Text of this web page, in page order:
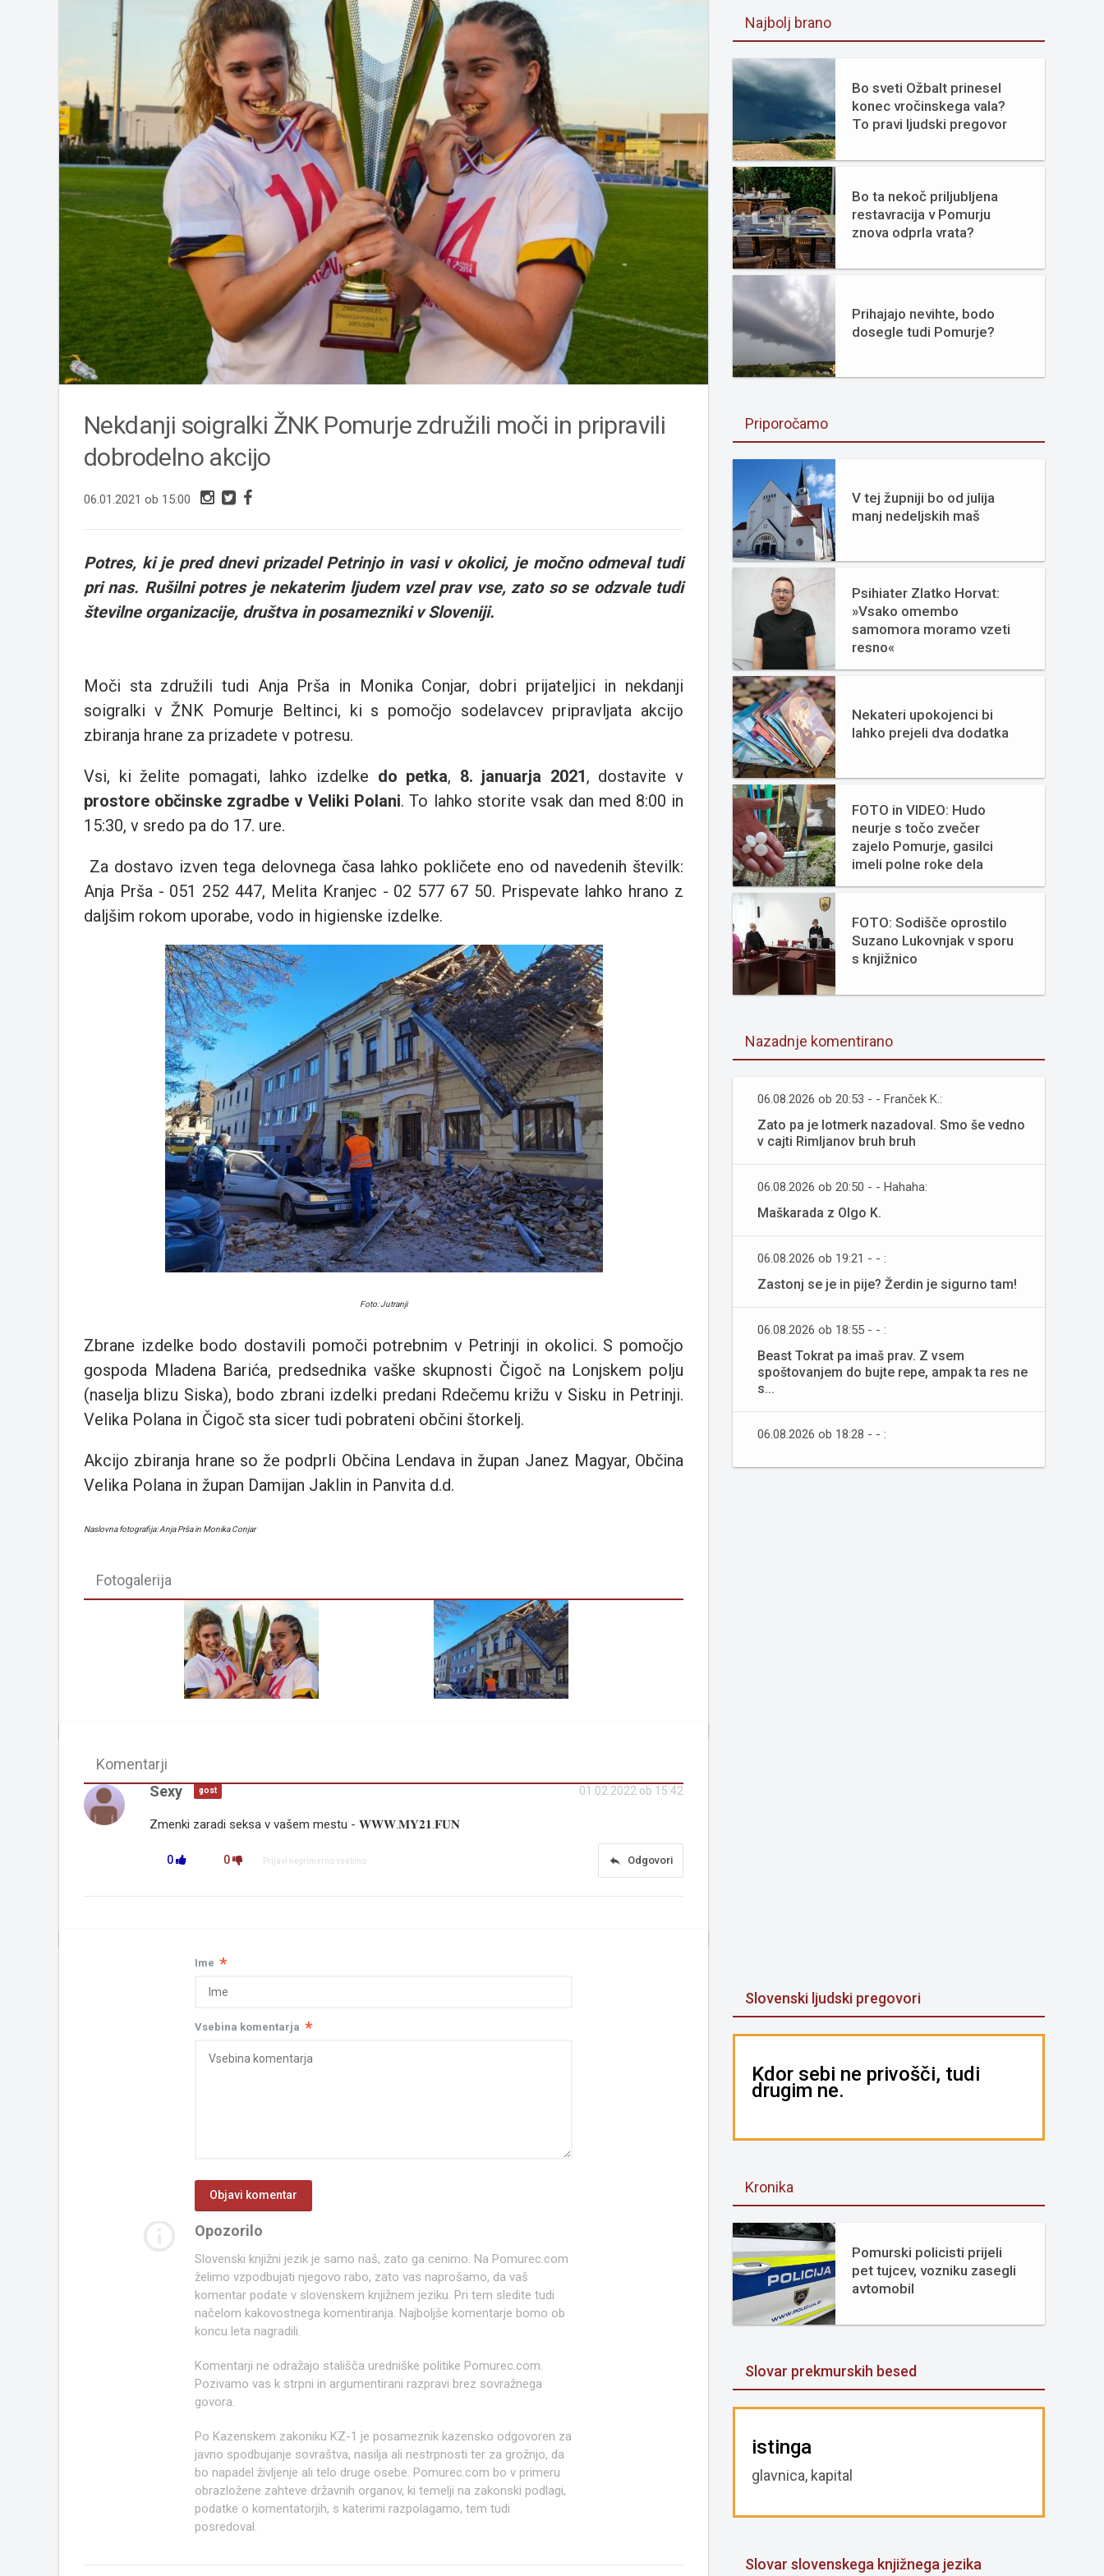
Nekdanji soigralki ŽNK Pomurje združili moči in pripravili
dobrodelno akcijo
06.01.2021 ob 15:00
Potres, ki je pred dnevi prizadel Petrinjo in vasi v okolici, je močno odmeval tudi
pri nas. Rušilni potres je nekaterim ljudem vzel prav vse, zato so se odzvale tudi
številne organizacije, društva in posamezniki v Sloveniji.
Moči sta združili tudi Anja Prša in Monika Conjar, dobri prijateljici in nekdanji
soigralki v ŽNK Pomurje Beltinci, ki s pomočjo sodelavcev pripravljata akcijo
zbiranja hrane za prizadete v potresu.
Vsi, ki želite pomagati, lahko izdelke do petka, 8. januarja 2021, dostavite v
prostore občinske zgradbe v Veliki Polani. To lahko storite vsak dan med 8:00 in
15:30, v sredo pa do 17. ure.
Za dostavo izven tega delovnega časa lahko pokličete eno od navedenih številk:
Anja Prša - 051 252 447, Melita Kranjec - 02 577 67 50. Prispevate lahko hrano z
daljšim rokom uporabe, vodo in higienske izdelke.
Foto: Jutranji
Zbrane izdelke bodo dostavili pomoči potrebnim v Petrinji in okolici. S pomočjo
gospoda Mladena Barića, predsednika vaške skupnosti Čigoč na Lonjskem polju
(naselja blizu Siska), bodo zbrani izdelki predani Rdečemu križu v Sisku in Petrinji.
Velika Polana in Čigoč sta sicer tudi pobrateni občini štorkelj.
Akcijo zbiranja hrane so že podprli Občina Lendava in župan Janez Magyar, Občina
Velika Polana in župan Damijan Jaklin in Panvita d.d.
Naslovna fotografija: Anja Prša in Monika Conjar
Fotogalerija
Komentarji
01.02.2022 ob 15:42
Sexy gost
Zmenki zaradi seksa v vašem mestu - 𝐖𝐖𝐖.𝐌𝐘𝟐𝟏.𝐅𝐔𝐍
0 0 reply Odgovori
Prijavi neprimerno vsebino
Ime *
Vsebina komentarja *
Opozorilo
Slovenski knjižni jezik je samo naš, zato ga cenimo. Na Pomurec.com
želimo vzpodbujati njegovo rabo, zato vas naprošamo, da vaš
komentar podate v slovenskem knjižnem jeziku. Pri tem sledite tudi
načelom kakovostnega komentiranja. Najboljše komentarje bomo ob
koncu leta nagradili.
Komentarji ne odražajo stališča uredniške politike Pomurec.com.
Pozivamo vas k strpni in argumentirani razpravi brez sovražnega
govora.
Po Kazenskem zakoniku KZ-1 je posameznik kazensko odgovoren za
javno spodbujanje sovraštva, nasilja ali nestrpnosti ter za grožnjo, da
bo napadel življenje ali telo druge osebe. Pomurec.com bo v primeru
obrazložene zahteve državnih organov, ki temelji na zakonski podlagi,
podatke o komentatorjih, s katerimi razpolagamo, tem tudi
posredoval.
Najbolj brano
Bo sveti Ožbalt prinesel
konec vročinskega vala?
To pravi ljudski pregovor
Bo ta nekoč priljubljena
restavracija v Pomurju
znova odprla vrata?
Prihajajo nevihte, bodo
dosegle tudi Pomurje?
Priporočamo
V tej župniji bo od julija
manj nedeljskih maš
Psihiater Zlatko Horvat:
»Vsako omembo
samomora moramo vzeti
resno«
Nekateri upokojenci bi
lahko prejeli dva dodatka
FOTO in VIDEO: Hudo
neurje s točo zvečer
zajelo Pomurje, gasilci
imeli polne roke dela
FOTO: Sodišče oprostilo
Suzano Lukovnjak v sporu
s knjižnico
Nazadnje komentirano
06.08.2026 ob 20:53 - - Franček K.:
Zato pa je lotmerk nazadoval. Smo še vedno
v cajti Rimljanov bruh bruh
06.08.2026 ob 20:50 - - Hahaha:
Maškarada z Olgo K.
06.08.2026 ob 19:21 - - :
Zastonj se je in pije? Žerdin je sigurno tam!
06.08.2026 ob 18:55 - - :
Beast Tokrat pa imaš prav. Z vsem
spoštovanjem do bujte repe, ampak ta res ne
s...
06.08.2026 ob 18:28 - - :
Slovenski ljudski pregovori
Kdor sebi ne privošči, tudi
drugim ne.
Kronika
Pomurski policisti prijeli
pet tujcev, vozniku zasegli
avtomobil
Slovar prekmurskih besed
istinga
glavnica, kapital
Slovar slovenskega knjižnega jezika